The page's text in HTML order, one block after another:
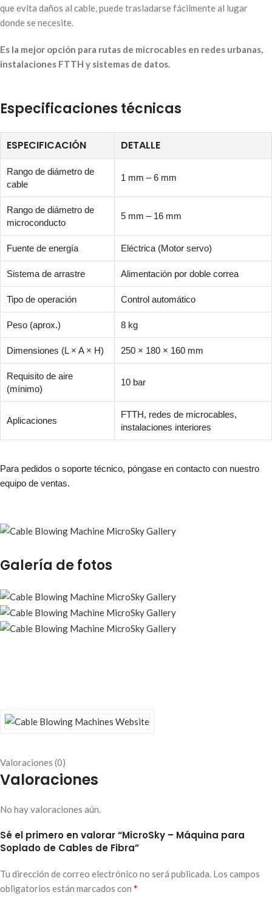
que evita daños al cable, puede trasladarse fácilmente al lugar
donde se necesite.
Es la mejor opción para rutas de microcables en redes urbanas,
instalaciones FTTH y sistemas de datos.
Especificaciones técnicas
ESPECIFICACIÓN DETALLE
Rango de diámetro de
cable
1 mm – 6 mm
Rango de diámetro de
microconducto
5 mm – 16 mm
Fuente de energía Eléctrica (Motor servo)
Sistema de arrastre Alimentación por doble correa
Tipo de operación Control automático
Peso (aprox.) 8 kg
Dimensiones (L × A × H) 250 × 180 × 160 mm
Requisito de aire
(mínimo)
10 bar
Aplicaciones
FTTH, redes de microcables,
instalaciones interiores
Para pedidos o soporte técnico, póngase en contacto con nuestro
equipo de ventas.
Galería de fotos
Valoraciones (0)
Valoraciones
No hay valoraciones aún.
Sé el primero en valorar “MicroSky – Máquina para
Soplado de Cables de Fibra”
Tu dirección de correo electrónico no será publicada. Los campos
obligatorios están marcados con *